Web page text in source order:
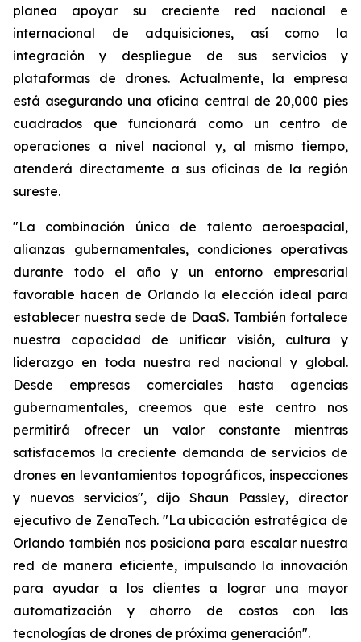
planea apoyar su creciente red nacional e
internacional de adquisiciones, así como la
integración y despliegue de sus servicios y
plataformas de drones. Actualmente, la empresa
está asegurando una oficina central de 20,000 pies
cuadrados que funcionará como un centro de
operaciones a nivel nacional y, al mismo tiempo,
atenderá directamente a sus oficinas de la región
sureste.
"La combinación única de talento aeroespacial,
alianzas gubernamentales, condiciones operativas
durante todo el año y un entorno empresarial
favorable hacen de Orlando la elección ideal para
establecer nuestra sede de DaaS. También fortalece
nuestra capacidad de unificar visión, cultura y
liderazgo en toda nuestra red nacional y global.
Desde empresas comerciales hasta agencias
gubernamentales, creemos que este centro nos
permitirá ofrecer un valor constante mientras
satisfacemos la creciente demanda de servicios de
drones en levantamientos topográficos, inspecciones
y nuevos servicios", dijo Shaun Passley, director
ejecutivo de ZenaTech. "La ubicación estratégica de
Orlando también nos posiciona para escalar nuestra
red de manera eficiente, impulsando la innovación
para ayudar a los clientes a lograr una mayor
automatización y ahorro de costos con las
tecnologías de drones de próxima generación".